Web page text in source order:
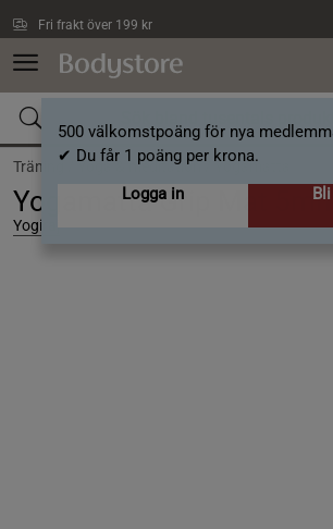
Fri frakt över 199 kr
500 välkomstpoäng för nya
✔ Du får 1 poäng per krona.
Logga in
Träning / Yoga & meditation / Yogamatta
Yogamatta Grip Mat
Yogiraj